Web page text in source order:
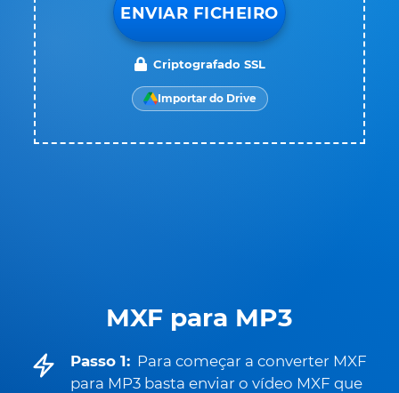
MXF para MP3
Passo 1: Para começar a converter MXF
para MP3 basta enviar o vídeo MXF que
ENVIAR FICHEIRO
Criptografado SSL
Importar do Drive